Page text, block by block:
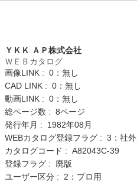
ＹＫＫ ＡＰ株式会社
ＷＥＢカタログ
画像LINK : 0：無し
CAD LINK : 0：無し
動画LINK : 0：無し
総ページ数 : 8ページ
発行年月 : 1982年08月
WEBカタログ登録フラグ : 3：社外
カタログコード : A82043C-39
登録フラグ : 廃版
ユーザー区分 : 2：プロ用